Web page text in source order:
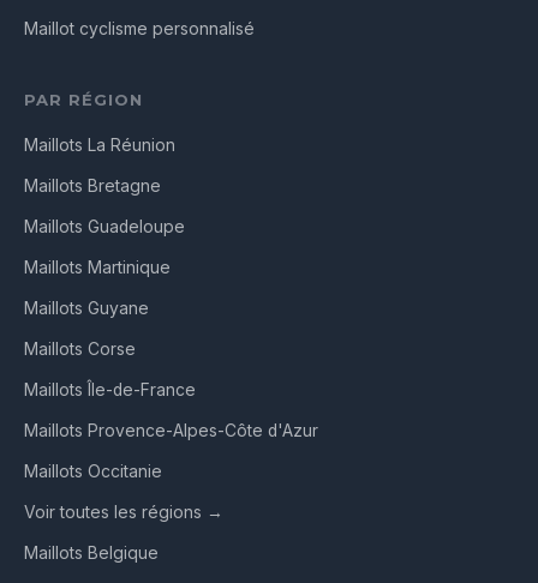
Maillot cyclisme personnalisé
PAR RÉGION
Maillots La Réunion
Maillots Bretagne
Maillots Guadeloupe
Maillots Martinique
Maillots Guyane
Maillots Corse
Maillots Île-de-France
Maillots Provence-Alpes-Côte d'Azur
Maillots Occitanie
Voir toutes les régions →
Maillots Belgique